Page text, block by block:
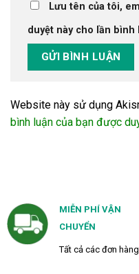
Lưu tên của tôi,
duyệt này cho lần bình
Website này sử dụng
bình luận của bạn được
MIỄN PHÍ VẬN
CHUYỂN
Tất cả các đơn hàng